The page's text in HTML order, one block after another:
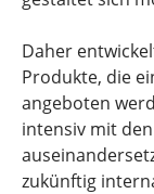
Daher
Produkte, die
angeboten
intensiv mit
zukünftig